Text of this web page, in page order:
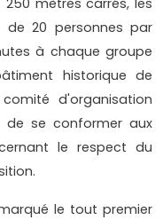
20 personnes par
à chaque groupe
historique de
d'organisation
de se conformer aux
le respect du
le tout premier